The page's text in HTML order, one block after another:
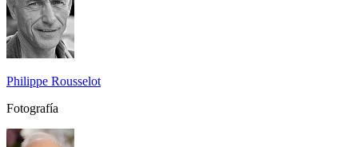
Philippe Rousselot
Fotografía